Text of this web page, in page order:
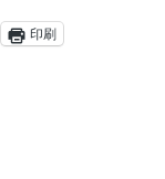
印刷